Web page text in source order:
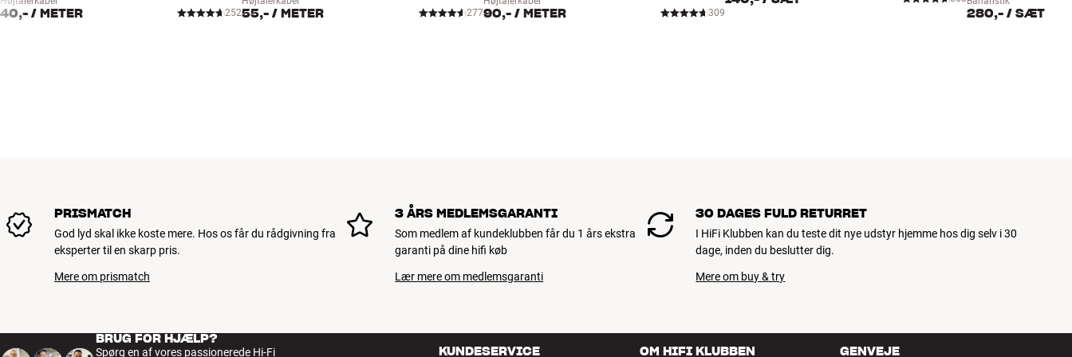
40,- / METER 25255,- / METER 27790,- / METER 309 280,- / SÆT
PRISMATCH
God lyd skal ikke koste mere. Hos os får du rådgivning fra
eksperter til en skarp pris.
Mere om prismatch
3 ÅRS MEDLEMSGARANTI
Som medlem af kundeklubben får du 1 års ekstra
garanti på dine hifi køb
Lær mere om medlemsgaranti
30 DAGES FULD RETURRET
I HiFi Klubben kan du teste dit nye udstyr hjemme hos dig selv i 30
dage, inden du beslutter dig.
Mere om buy & try
BRUG FOR HJÆLP?
Spørg en af vores passionerede Hi-Fi KUNDESERVICE OM HIFI KLUBBEN GENVEJE